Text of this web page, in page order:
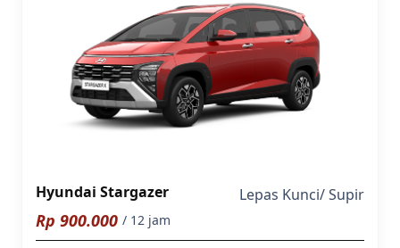
Hyundai Stargazer Lepas Kunci/Supir
Rp 900.000 / 12 jam